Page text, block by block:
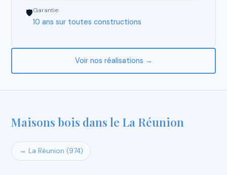
🛡Garantie
10 ans sur toutes constructions
Voir nos réalisations →
Maisons bois dans le La Réunion
→ La Réunion (974)